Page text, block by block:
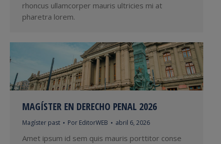
rhoncus ullamcorper mauris ultricies mi at
pharetra lorem.
MAGÍSTER EN DERECHO PENAL 2026
Magíster past Por EditorWEB abril 6, 2026
Amet ipsum id sem quis mauris porttitor conse